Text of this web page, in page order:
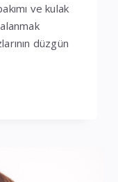
ve kulak
düzgün